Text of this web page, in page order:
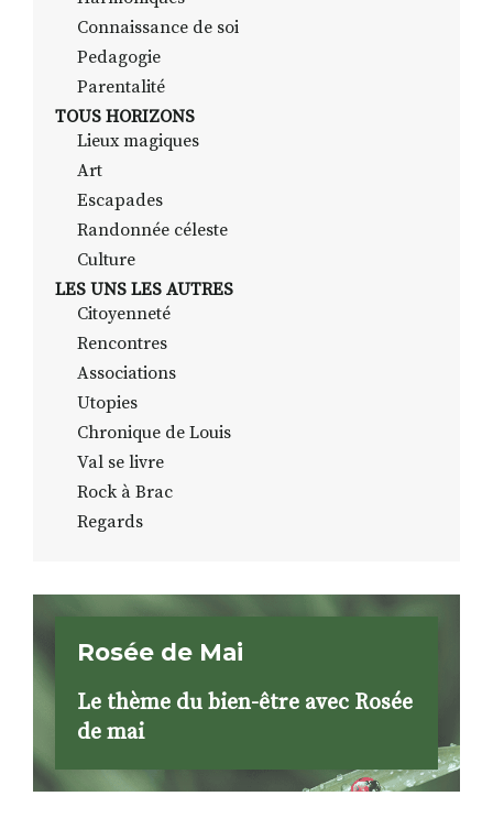
Connaissance de soi
Pedagogie
Parentalité
TOUS HORIZONS
Lieux magiques
Art
Escapades
Randonnée céleste
Culture
LES UNS LES AUTRES
Citoyenneté
Rencontres
Associations
Utopies
Chronique de Louis
Val se livre
Rock à Brac
Regards
Rosée de Mai
Le thème du bien-être avec Rosée
de mai